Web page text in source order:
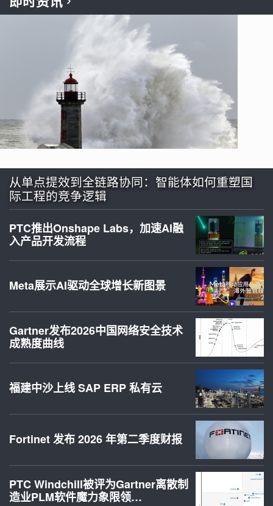
从单点提效到全链路协同：智能体如何重塑国
际工程的竞争逻辑
PTC推出Onshape Labs，加速AI融
入产品开发流程
Meta展示AI驱动全球增长新图景
Gartner发布2026中国网络安全技术
成熟度曲线
福建中沙上线 SAP ERP 私有云
Fortinet 发布 2026 年第二季度财报
PTC Windchill被评为Gartner离散制
造业PLM软件魔力象限领…